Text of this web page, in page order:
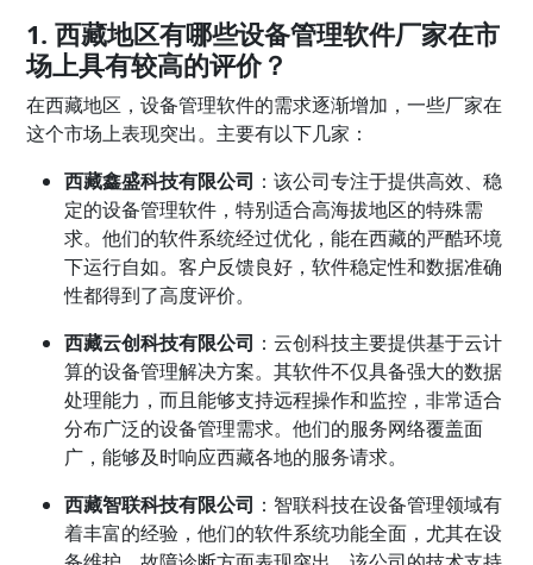
1. 西藏地区有哪些设备管理软件厂家在市
场上具有较高的评价？
在西藏地区，设备管理软件的需求逐渐增加，一些厂家在
这个市场上表现突出。主要有以下几家：
西藏鑫盛科技有限公司 ：该公司专注于提供高效、稳
定的设备管理软件，特别适合高海拔地区的特殊需
求。他们的软件系统经过优化，能在西藏的严酷环境
下运行自如。客户反馈良好，软件稳定性和数据准确
性都得到了高度评价。
西藏云创科技有限公司 ：云创科技主要提供基于云计
算的设备管理解决方案。其软件不仅具备强大的数据
处理能力，而且能够支持远程操作和监控，非常适合
分布广泛的设备管理需求。他们的服务网络覆盖面
广，能够及时响应西藏各地的服务请求。
西藏智联科技有限公司 ：智联科技在设备管理领域有
着丰富的经验，他们的软件系统功能全面，尤其在设